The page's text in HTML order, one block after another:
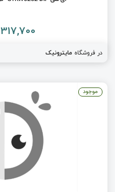
317,700 تومان
در فروشگاه مایترونیک
موجود